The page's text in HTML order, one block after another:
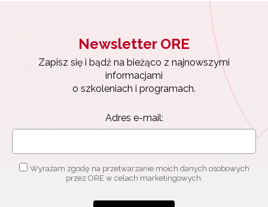
Newsletter ORE
Zapisz się i bądź na bieżąco z najnowszymi
informacjami
o szkoleniach i programach.
Adres e-mail:
Wyrażam zgodę na przetwarzanie moich danych osobowych
przez ORE w celach marketingowych.